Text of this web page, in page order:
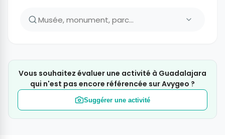
Vous souhaitez évaluer une activité à Guadalajara
qui n'est pas encore référencée sur Avygeo ?
Suggérer une activité